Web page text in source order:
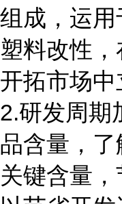
组成，运用
塑料改性
开拓市场中
2.研发周期
品含量，
关键含量